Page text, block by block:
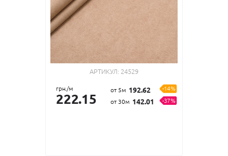
АРТИКУЛ: 24529
грн./м
222.15
от 5м 192.62
-14%
от 30м 142.01 -37%